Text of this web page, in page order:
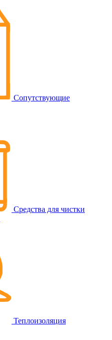
Сопутствующие
Средства для чистки
Теплоизоляция